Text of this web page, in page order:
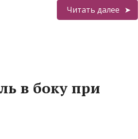
Читать далее
в боку при